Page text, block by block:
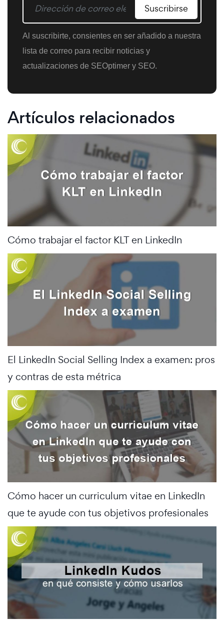
Suscribirse
Al suscribirte, consientes en ser añadido a nuestra
lista de correo para recibir noticias y
actualizaciones de SEOptimer y SEO.
Artículos relacionados
Cómo trabajar el factor KLT en LinkedIn
El LinkedIn Social Selling Index a examen: pros
y contras de esta métrica
Cómo hacer un curriculum vitae en LinkedIn
que te ayude con tus objetivos profesionales